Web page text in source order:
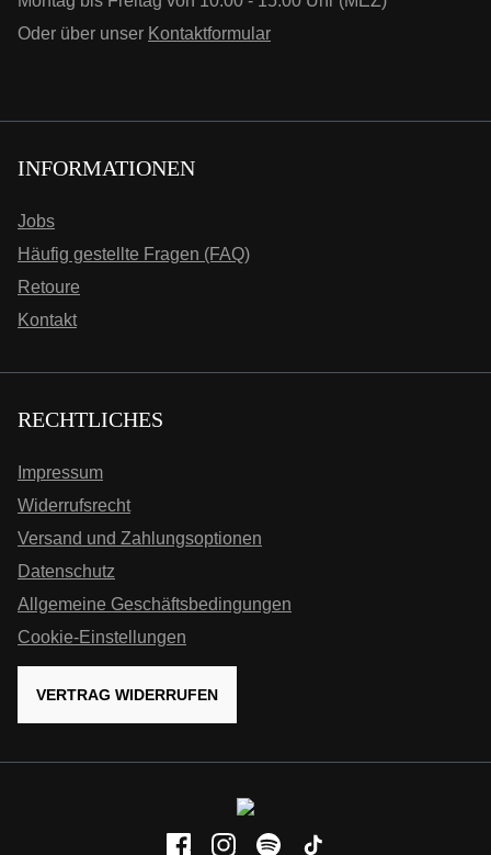
Oder über unser Kontaktformular
INFORMATIONEN
Jobs
Häufig gestellte Fragen (FAQ)
Retoure
Kontakt
RECHTLICHES
Impressum
Widerrufsrecht
Versand und Zahlungsoptionen
Datenschutz
Allgemeine Geschäftsbedingungen
Cookie-Einstellungen
VERTRAG WIDERRUFEN